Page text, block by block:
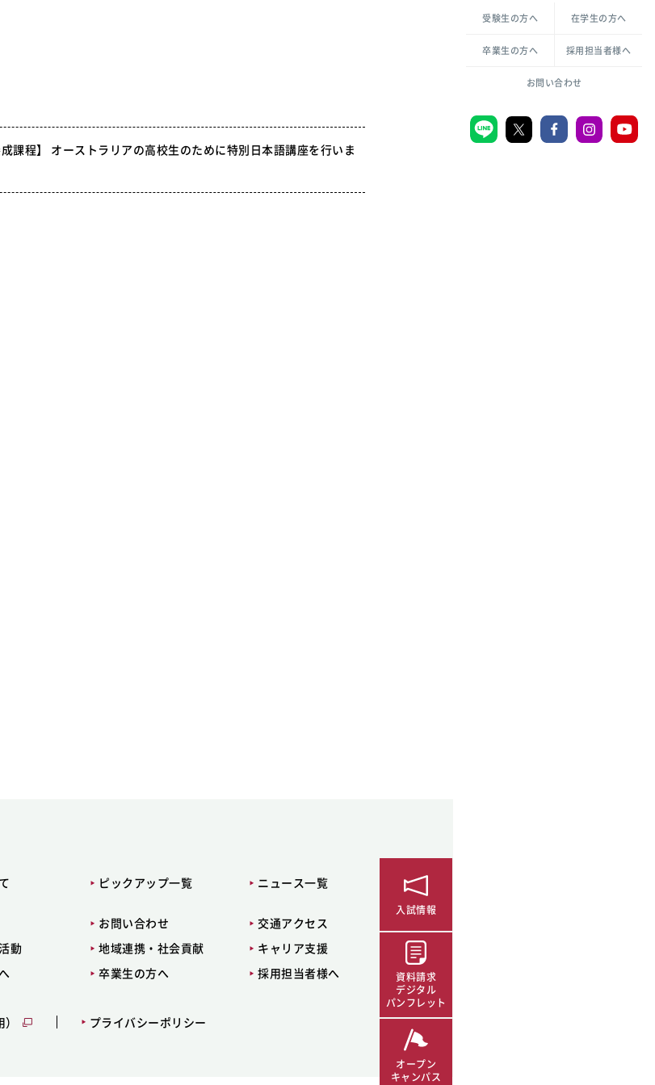
倫理憲章
ハラスメントの防止
共生のための多様性宣言
一般教育課程
教職センター
学芸員課程
図書館司書課程
生活環境科学研究所
受験生の方へ
在学生の方へ
卒業生の方へ 採用担当者様へ
お問い合わせ
成課程】 オーストラリアの高校生のために特別日本語講座を行いま
ピックアップ一覧 ニュース一覧
お問い合わせ
交通アクセス
動 地域連携・社会貢献
キャリア支援
卒業生の方へ 採用担当者様へ
プライバシーポリシー
入試情報
資料請求
デジタル
パンフレット
オープン
キャンパス